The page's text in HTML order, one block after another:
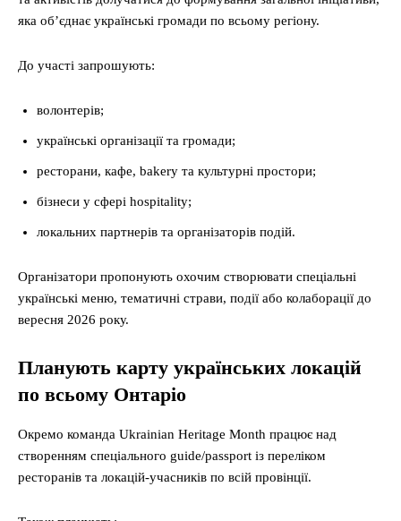
яка об’єднає українські громади по всьому регіону.
До участі запрошують:
волонтерів;
українські організації та громади;
ресторани, кафе, bakery та культурні простори;
бізнеси у сфері hospitality;
локальних партнерів та організаторів подій.
Організатори пропонують охочим створювати спеціальні
українські меню, тематичні страви, події або колаборації до
вересня 2026 року.
Планують карту українських локацій
по всьому Онтаріо
Окремо команда Ukrainian Heritage Month працює над
створенням спеціального guide/passport із переліком
ресторанів та локацій-учасників по всій провінції.